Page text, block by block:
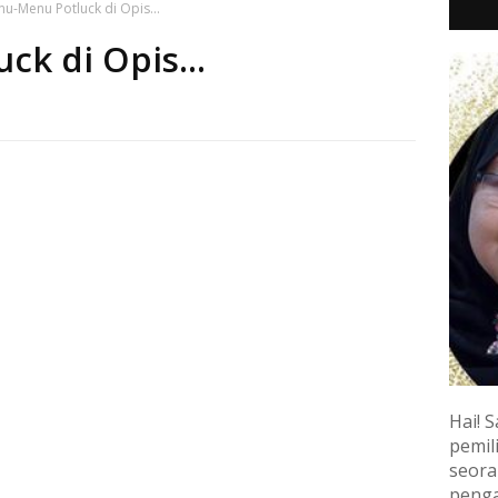
Menu Potluck di Opis...
di Opis...
Hai!